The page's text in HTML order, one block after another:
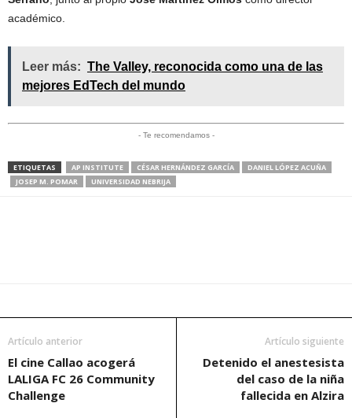
académico.
Leer más: The Valley, reconocida como una de las
mejores EdTech del mundo
- Te recomendamos -
ETIQUETAS AP INSTITUTE CÉSAR HERNÁNDEZ GARCÍA
DANIEL LÓPEZ ACUÑA
JOSEP M. POMAR
UNIVERSIDAD NEBRIJA
Artículo anterior
El cine Callao acogerá
LALIGA FC 26 Community
Challenge
Artículo siguiente
Detenido el anestesista
del caso de la niña
fallecida en Alzira